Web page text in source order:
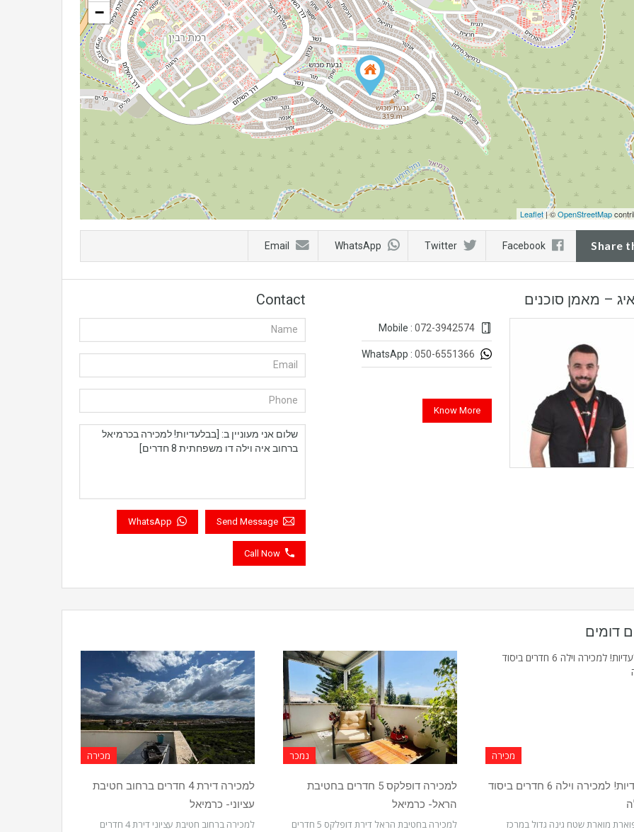
−
Leaflet| ©OpenStreetMap
Share
Facebook
Twitter
WhatsApp
Email
– מאמן סוכנים
072-3942574
050-6551366
Know More
Contact
Send Message
WhatsApp
Call Now
דומים
מכירה
בבלעדיות! למכירה וילה 6 חדרים ביסוד
מוארת שטח גינה גדול במרכז
נמכר
למכירה דופלקס 5 חדרים בחטיבת
הראל- כרמיאל
למכירה בחטיבת הראל דירת דופלקס 5 חדרים
מכירה
למכירה דירת 4 חדרים ברחוב חטיבת
עציוני- כרמיאל
למכירה ברחוב חטיבת עציוני דירת 4 חדרים